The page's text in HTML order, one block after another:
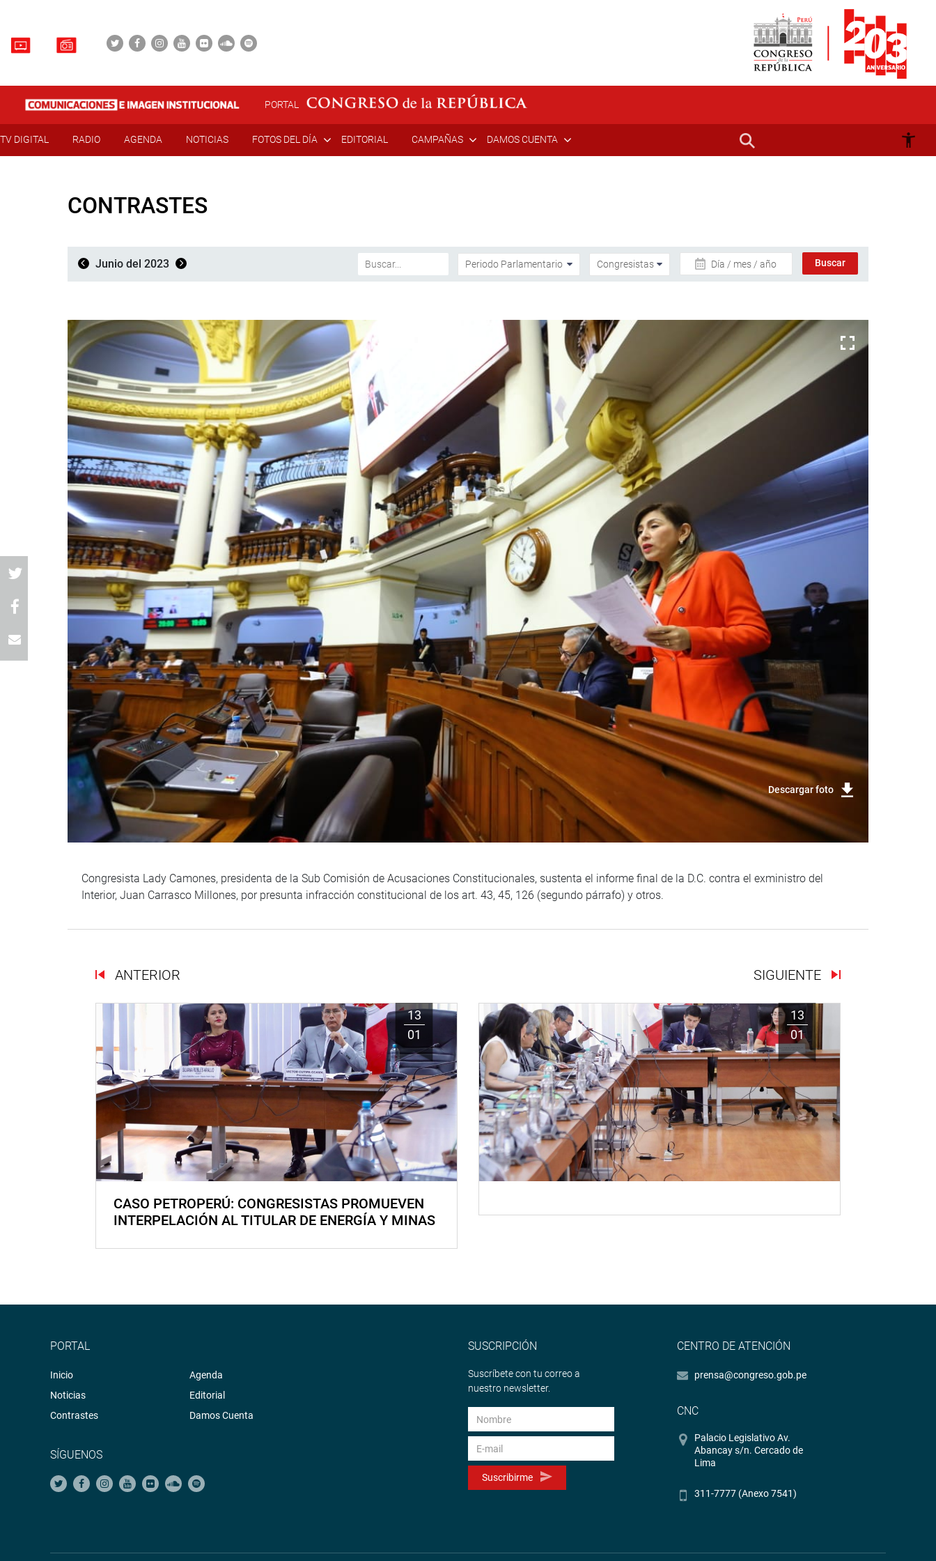
PORTAL
TV DIGITAL RADIO AGENDA NOTICIAS FOTOS DEL DÍA EDITORIAL CAMPAÑAS DAMOS CUENTA
CONTRASTES
Junio del 2023 Día / mes / año
Descargar foto
Congresista Lady Camones, presidenta de la Sub Comisión de Acusaciones Constitucionales, sustenta el informe final de la D.C. contra el exministro del
Interior, Juan Carrasco Millones, por presunta infracción constitucional de los art. 43, 45, 126 (segundo párrafo) y otros.
ANTERIOR SIGUIENTE
13
01
CASO PETROPERÚ: CONGRESISTAS PROMUEVEN
INTERPELACIÓN AL TITULAR DE ENERGÍA Y MINAS
13
01
PORTAL
Inicio
Noticias
Contrastes
Agenda
Editorial
Damos Cuenta
SÍGUENOS
SUSCRIPCIÓN
Suscríbete con tu correo a
nuestro newsletter.
Suscribirme
CENTRO DE ATENCIÓN
prensa@congreso.gob.pe
CNC
Palacio Legislativo Av.
Abancay s/n. Cercado de
Lima
311-7777 (Anexo 7541)